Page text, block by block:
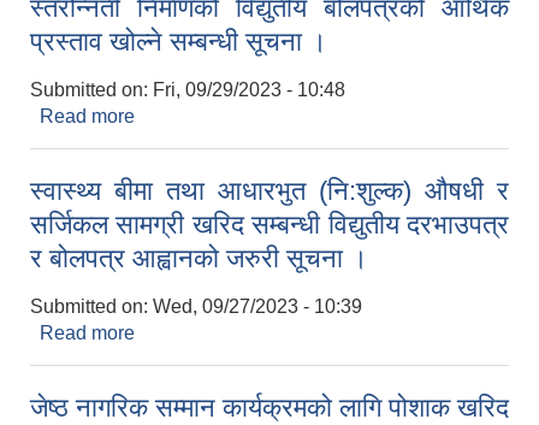
स्तरोन्नती निर्माणको विद्युतीय बोलपत्रको आर्थिक
प्रस्ताव खोल्ने सम्बन्धी सूचना ।
Submitted on: Fri, 09/29/2023 - 10:48
Read more
स्वास्थ्य बीमा तथा आधारभुत (नि:शुल्क) औषधी र
सर्जिकल सामग्री खरिद सम्बन्धी विद्युतीय दरभाउपत्र
र बोलपत्र आह्वानको जरुरी सूचना ।
Submitted on: Wed, 09/27/2023 - 10:39
Read more
जेष्ठ नागरिक सम्मान कार्यक्रमको लागि पोशाक खरिद